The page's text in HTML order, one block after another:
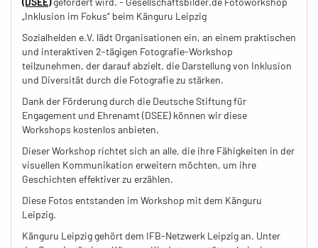
„Inklusion im Fokus“ beim Känguru Leipzig
Sozialhelden e.V. lädt Organisationen ein, an einem praktischen
und interaktiven 2-tägigen Fotografie-Workshop
teilzunehmen, der darauf abzielt, die Darstellung von Inklusion
und Diversität durch die Fotografie zu stärken.
Dank der Förderung durch die Deutsche Stiftung für
Engagement und Ehrenamt (DSEE) können wir diese
Workshops kostenlos anbieten.
Dieser Workshop richtet sich an alle, die ihre Fähigkeiten in der
visuellen Kommunikation erweitern möchten, um ihre
Geschichten effektiver zu erzählen.
Diese Fotos entstanden im Workshop mit dem Känguru
Leipzig.
Känguru Leipzig gehört dem IFB-Netzwerk Leipzig an. Unter